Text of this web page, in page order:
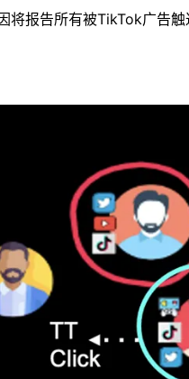
将报告所有被TikTok广告